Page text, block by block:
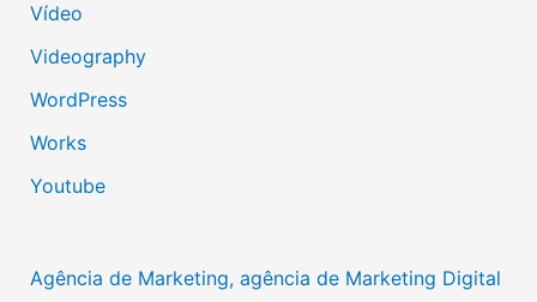
Vídeo
Videography
WordPress
Works
Youtube
Agência de Marketing, agência de Marketing Digital